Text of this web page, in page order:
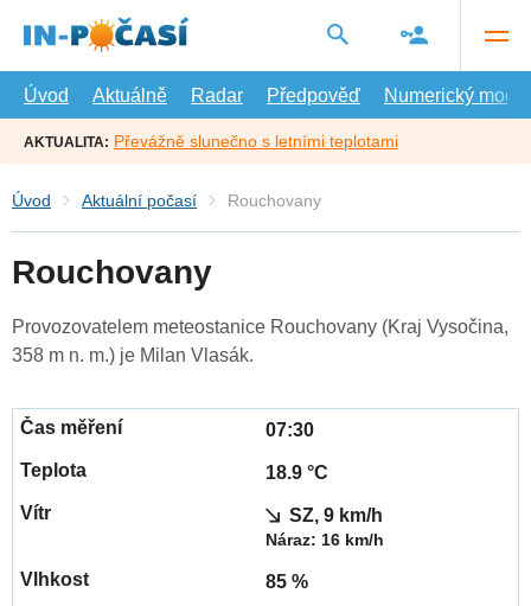
hlavní
Úvod
Aktuálně Radar Předpověď Numerický model
AKTUALITA: Převážně slunečno s letními teplotami
Úvod Aktuální počasí Rouchovany
Rouchovany
Provozovatelem meteostanice Rouchovany (Kraj Vysočina,
358 m n. m.) je Milan Vlasák.
07:30
18.9 °C
SZ, 9 km/h
Náraz: 16 km/h
85 %